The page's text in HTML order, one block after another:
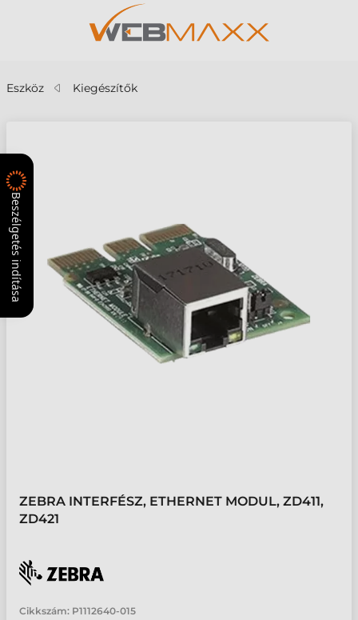
Eszköz Kiegészítők
ZEBRA INTERFÉSZ, ETHERNET MODUL, ZD411,
ZD421
Cikkszám: P1112640-015
Beszélgetés indítása